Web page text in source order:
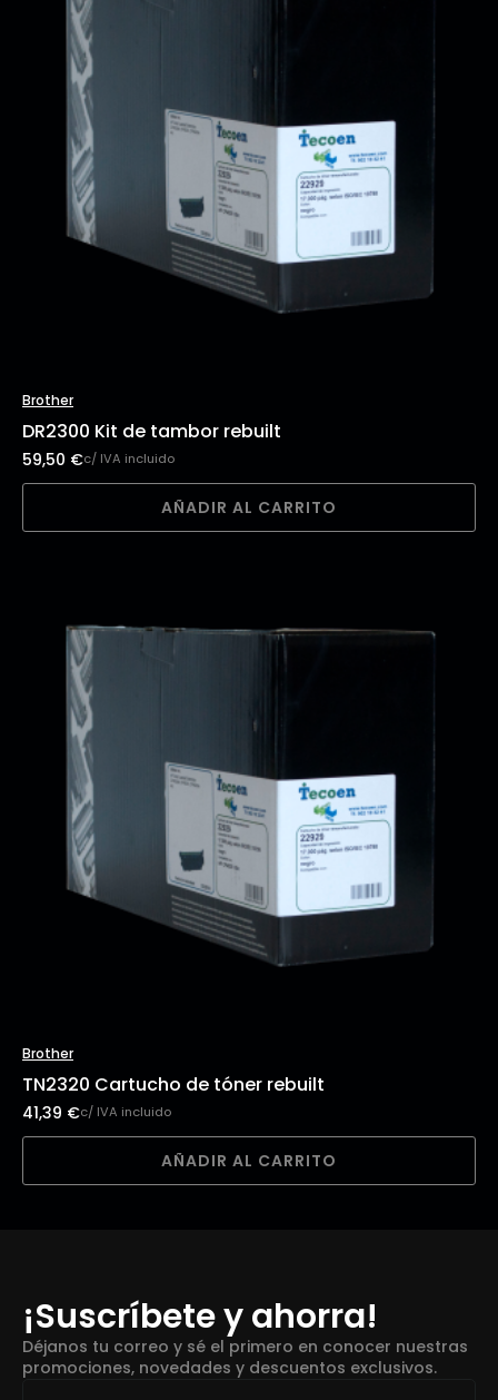
Brother
DR2300 Kit de tambor rebuilt
59,50 €c/ IVA incluido
AÑADIR AL CARRITO
Brother
TN2320 Cartucho de tóner rebuilt
41,39 €c/ IVA incluido
AÑADIR AL CARRITO
¡Suscríbete y ahorra!
Déjanos tu correo y sé el primero en conocer nuestras
promociones, novedades y descuentos exclusivos.
Email